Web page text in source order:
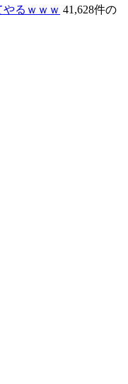
るｗｗｗ 41,628件の